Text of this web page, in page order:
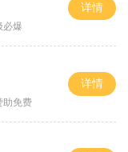
必爆
详情
助免费
详情